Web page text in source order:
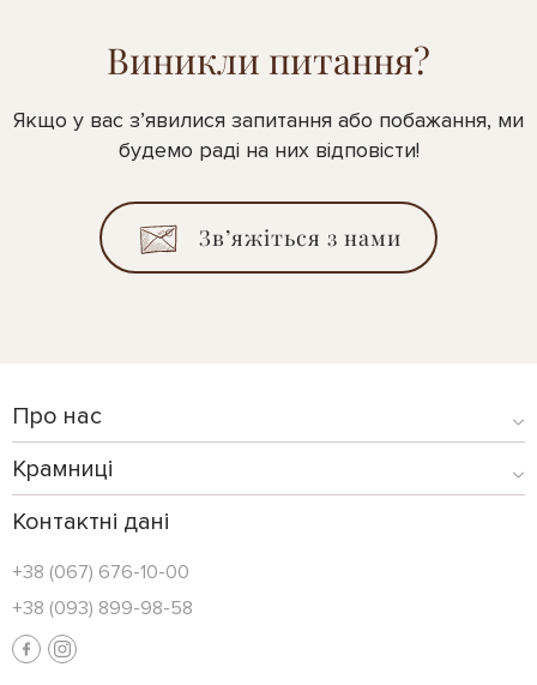
Виникли питання?
Якщо у вас з’явилися запитання або побажання, ми
будемо раді на них відповісти!
Зв’яжіться з нами
Про нас
Крамниці
Контактні дані
+38 (067) 676-10-00
+38 (093) 899-98-58